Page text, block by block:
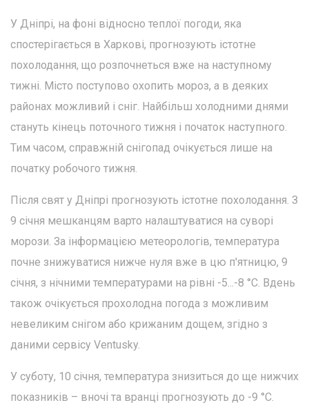
У Дніпрі, на фоні відносно теплої погоди, яка
спостерігається в Харкові, прогнозують істотне
похолодання, що розпочнеться вже на наступному
тижні. Місто поступово охопить мороз, а в деяких
районах можливий і сніг. Найбільш холодними днями
стануть кінець поточного тижня і початок наступного.
Тим часом, справжній снігопад очікується лише на
початку робочого тижня.
Після свят у Дніпрі прогнозують істотне похолодання. З
9 січня мешканцям варто налаштуватися на суворі
морози. За інформацією метеорологів, температура
почне знижуватися нижче нуля вже в цю п'ятницю, 9
січня, з нічними температурами на рівні -5...-8 °C. Вдень
також очікується прохолодна погода з можливим
невеликим снігом або крижаним дощем, згідно з
даними сервісу Ventusky.
У суботу, 10 січня, температура знизиться до ще нижчих
показників – вночі та вранці прогнозують до -9 °C.